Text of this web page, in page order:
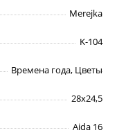
Merejka
K-104
Времена года, Цветы
28х24,5
Aida 16